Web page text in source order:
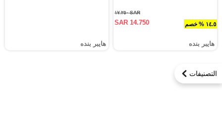
التصنيفات
١٤.٥ % خصم
SAR ١٧.٢٥٠
SAR 14.750
هايبر بنده هايبر بنده